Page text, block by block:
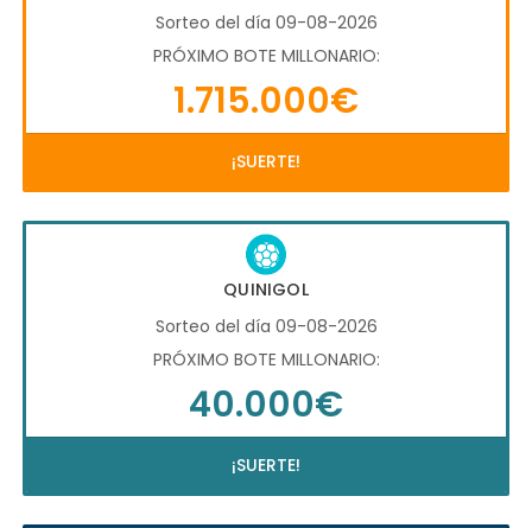
Sorteo del día 09-08-2026
PRÓXIMO BOTE MILLONARIO:
1.715.000€
¡SUERTE!
QUINIGOL
Sorteo del día 09-08-2026
PRÓXIMO BOTE MILLONARIO:
40.000€
¡SUERTE!